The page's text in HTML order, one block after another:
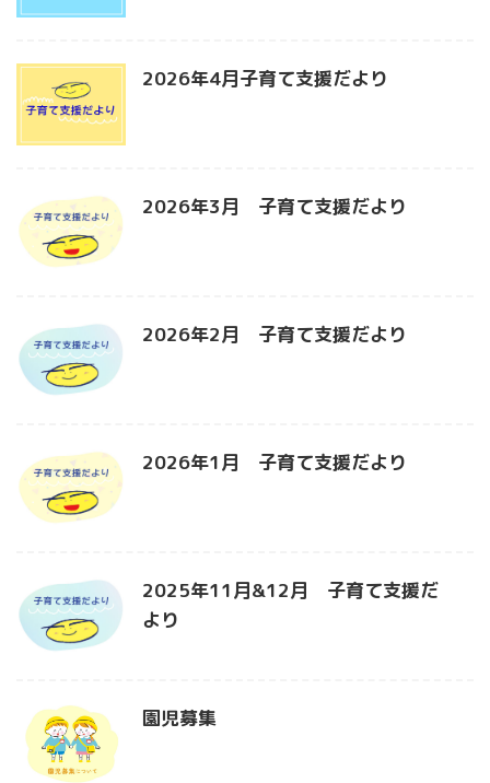
2026年4月子育て支援だより
2026年3月 子育て支援だより
2026年2月 子育て支援だより
2026年1月 子育て支援だより
2025年11月&12月 子育て支援だ
より
園児募集